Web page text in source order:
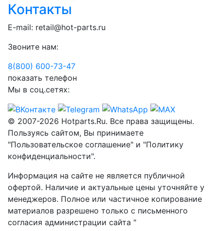
Контакты
E-mail: retail@hot-parts.ru
Звоните нам:
8(800) 600-73-47
показать телефон
Мы в соц.сетях:
© 2007-2026 Hotparts.Ru. Все права защищены.
Пользуясь сайтом, Вы принимаете
"Пользовательское соглашение" и "Политику
конфиденциальности".
Информация на сайте не является публичной
офертой. Наличие и актуальные цены уточняйте у
менеджеров. Полное или частичное копирование
материалов разрешено только с письменного
согласия администрации сайта "